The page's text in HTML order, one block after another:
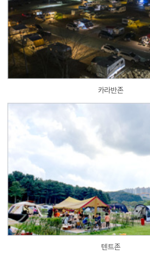
카라반존
텐트존